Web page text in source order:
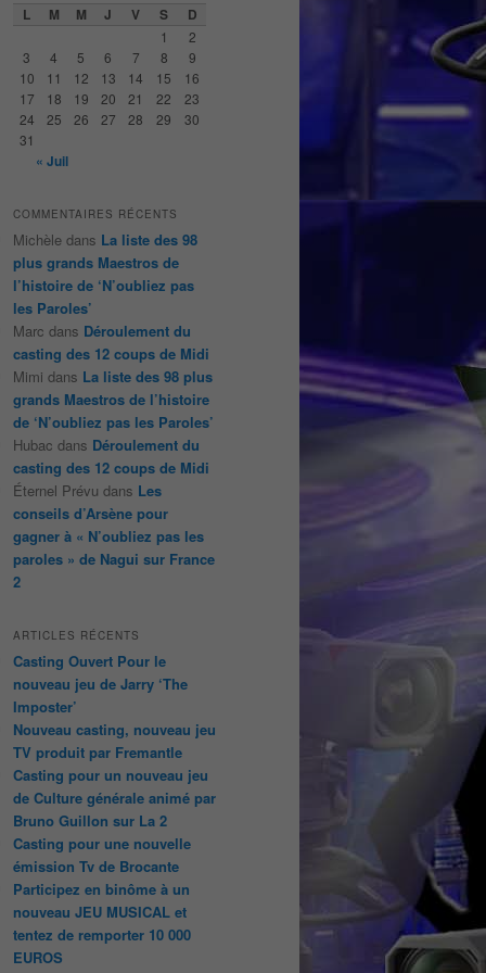
L M M J V S D
1
2
3
4 5 6 7 8
9
10
11 12 13 14 15
16
17
18 19 20 21 22
23
24
25 26 27 28 29
30
31
« Juil
COMMENTAIRES RÉCENTS
Michèle dans La liste des 98
plus grands Maestros de
l’histoire de ‘N’oubliez pas
les Paroles’
Marc dans Déroulement du
casting des 12 coups de Midi
Mimi dans La liste des 98 plus
grands Maestros de l’histoire
de ‘N’oubliez pas les Paroles’
Hubac dans Déroulement du
casting des 12 coups de Midi
Éternel Prévu dans Les
conseils d’Arsène pour
gagner à « N’oubliez pas les
paroles » de Nagui sur France
2
ARTICLES RÉCENTS
Casting Ouvert Pour le
nouveau jeu de Jarry ‘The
Imposter’
Nouveau casting, nouveau jeu
TV produit par Fremantle
Casting pour un nouveau jeu
de Culture générale animé par
Bruno Guillon sur La 2
Casting pour une nouvelle
émission Tv de Brocante
Participez en binôme à un
nouveau JEU MUSICAL et
tentez de remporter 10 000
EUROS